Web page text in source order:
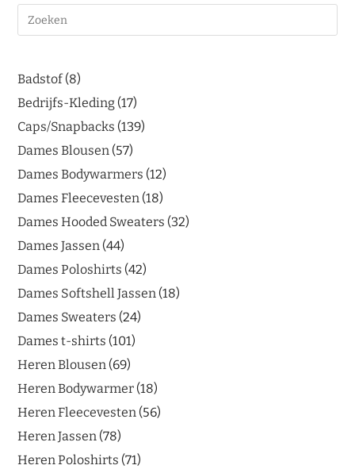
Badstof 8
Bedrijfs-Kleding 17
Caps/Snapbacks 139
Dames Blousen 57
Dames Bodywarmers 12
Dames Fleecevesten 18
Dames Hooded Sweaters 32
Dames Jassen 44
Dames Poloshirts 42
Dames Softshell Jassen 18
Dames Sweaters 24
Dames t-shirts 101
Heren Blousen 69
Heren Bodywarmer 18
Heren Fleecevesten 56
Heren Jassen 78
Heren Poloshirts 71